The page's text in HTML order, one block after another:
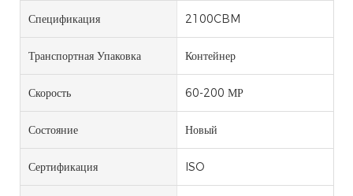
Спецификация 2100CBM
Транспортная Упаковка Контейнер
Скорость 60-200 МР
Состояние Новый
Сертификация ISO